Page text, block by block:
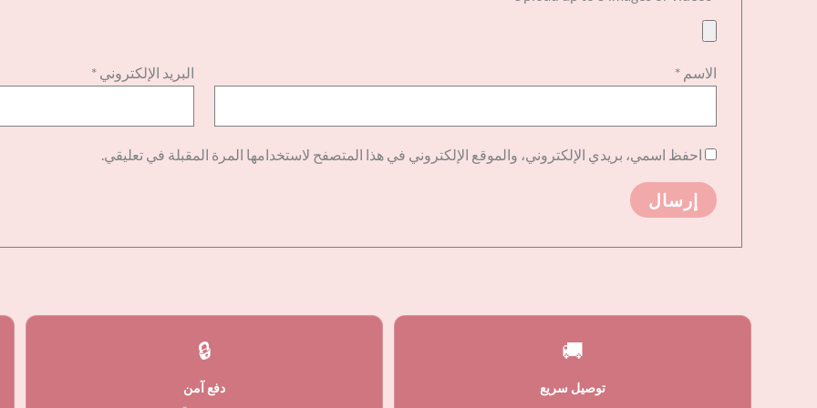
الاسم * البريد الإلكتروني*
احفظ اسمي، بريدي الإلكتروني، والموقع الإلكتروني في هذا المتصفح لاستخدامها المرة المقبلة في تعليقي.
🚚
توصيل سريع
🔒
دفع آمن